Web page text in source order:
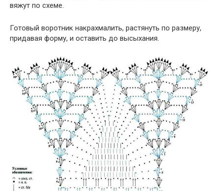
вяжут по схеме.
Готовый воротник накрахмалить, растянуть по размеру,
придавая форму, и оставить до высыхания.